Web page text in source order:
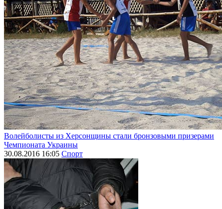
Волейболисты из Херсонщины стали бронзовыми призерами
Чемпионата Украины
30.08.2016 16:05 Спорт